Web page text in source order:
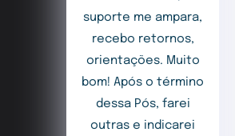
suporte me ampara,
recebo retornos,
orientações. Muito
bom! Após o término
dessa Pós, farei
outras e indicarei